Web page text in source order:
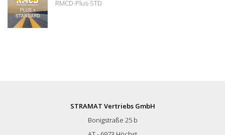
RMCD-Plus-STD
STRAMAT Vertriebs GmbH
Bonigstraße 25 b